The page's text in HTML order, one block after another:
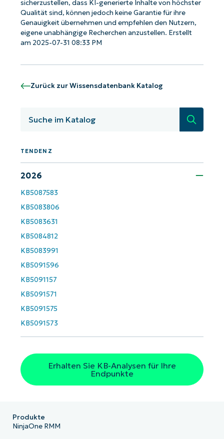
sicherzustellen, dass KI-generierte Inhalte von höchster
Qualität sind, können jedoch keine Garantie für ihre
Genauigkeit übernehmen und empfehlen den Nutzern,
eigene unabhängige Recherchen anzustellen. Erstellt
am 2025-07-31 08:33 PM
Zurück zur Wissensdatenbank Katalog
Suche
TENDENZ
2026
KB5087583
KB5083806
KB5083631
KB5084812
KB5083991
KB5091596
KB5091157
KB5091571
KB5091575
KB5091573
Erhalten Sie KB-Analysen für Ihre
Endpunkte
Business
email*
Phone
number*
Produkte
NinjaOne RMM